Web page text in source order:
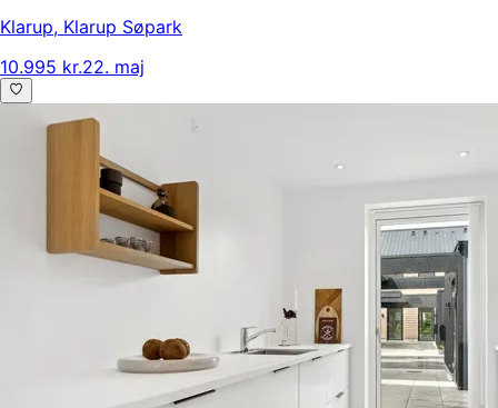
Klarup, Klarup Søpark
10.995 kr.22. maj